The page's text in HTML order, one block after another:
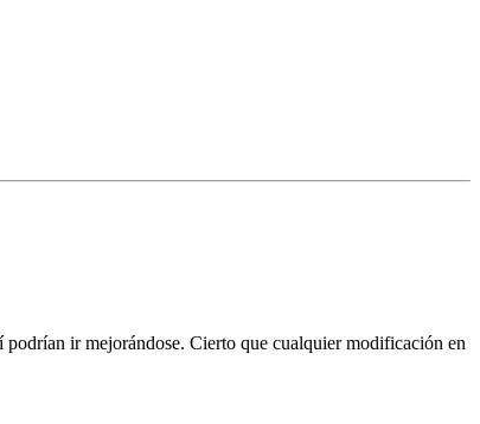
ir mejorándose. Cierto que cualquier modificación en